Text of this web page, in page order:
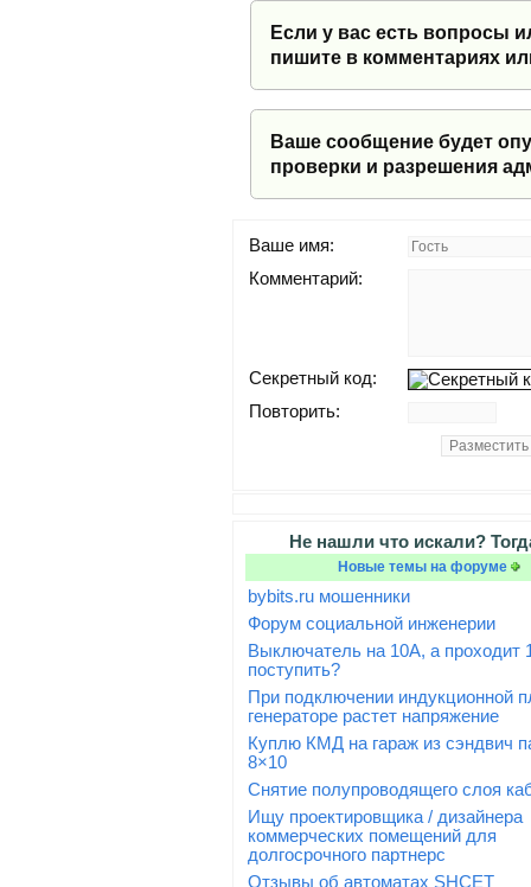
Если у вас есть вопросы
пишите в комментариях
Ваше сообщение будет
проверки и разрешения
Ваше имя:
Комментарий:
Секретный код:
Повторить:
Не нашли что искали?
Новые темы на форуме
bybits.ru мошенники
Форум социальной инженерии
Выключатель на 10А, а проходит
поступить?
При подключении индукционной
генераторе растет напряжение
Куплю КМД на гараж из сэндвич
8×10
Снятие полупроводящего слоя
Ищу проектировщика / дизайнера
коммерческих помещений для
долгосрочного партнерс
Отзывы об автоматах SHCET